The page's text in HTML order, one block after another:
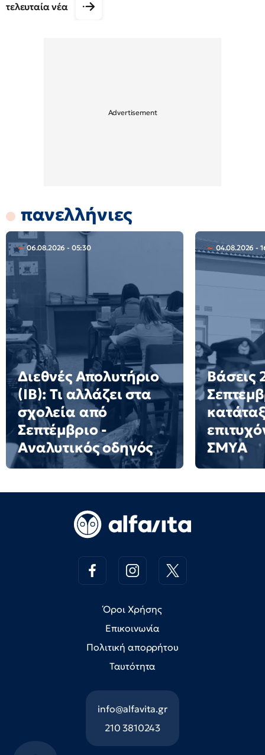
τελευταία νέα
πανελλήνιες
06.08.2026 - 05:30
Διεθνές Απολυτήριο
(IB): Τι αλλάζει στα
σχολεία από
Σεπτέμβριο -
Αναλυτικός οδηγός
04.08.2026 -
Βάσεις
ΣΜΥΑ
Όροι Χρήσης
Επικοινωνία
Πολιτική απορρήτου
Ταυτότητα
info@alfavita.gr
210 3810243